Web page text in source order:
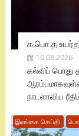
க.பொ.த
10.08.2026
கல்விப் பொது
நாடளாவிய
இலங்கை செய்தி.